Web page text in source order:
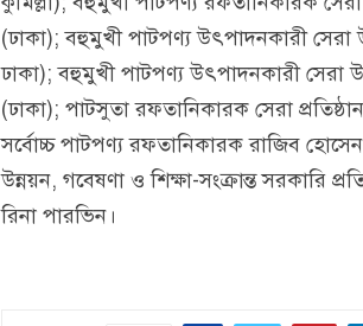
(ঢাকা); বহুমুখী পাটপণ্য উৎপাদনকারী
ঢাকা); বহুমুখী পাটপণ্য উৎপাদনকারী
(ঢাকা); পাটসুতা রফতানিকারক সেরা
সর্বোচ্চ পাটপণ্য রফতানিকারক রাজিব
উন্নয়ন, গবেষণা ও শিক্ষা-সংক্রান্ত সরকারি
রিনা পারভিন।